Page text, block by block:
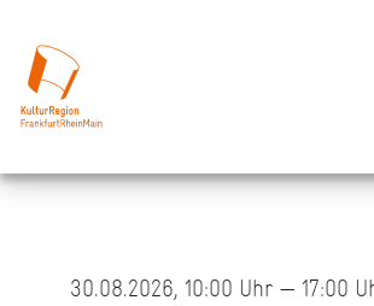
30.08.2026, 10:00 Uhr — 17:00